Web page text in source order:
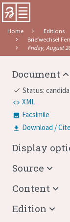
Home
Editions
Briefwechsel
Friday, August
Document
done Status:
XML
Facsimile
Download / Cite
Display
Source
Content
Edition